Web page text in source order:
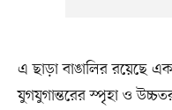
এ ছাড়া বাঙালির রয়েছে
যুগযুগান্তরের স্পৃহা ও